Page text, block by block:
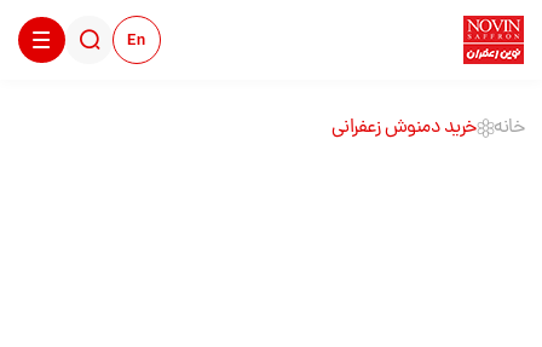
En
خانه خرید دمنوش زعفرانی